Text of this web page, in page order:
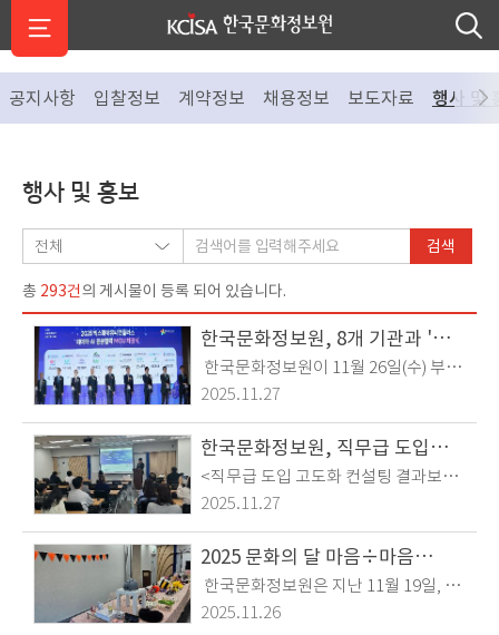
공지사항 입찰정보 계약정보 채용정보 보도자료 행사 및
행사 및 홍보
검색
총 293건의 게시물이 등록 되어 있습니다.
한국문화정보원, 8개 기관과 '빅스퀘어유니언플러스' 공식 출범
한국문화정보원이 11월 26일(수) 부산
아르피나에서 8개 공기관과 ‘데이터 플
고 ‘빅스퀘어유니언플러스(Big Square
Union Plus)’를 공식 출범하였습니다.
이번 업무협약을 통해 문정원은 문화데
이터의 생산부터 거래·유통·활용에 이
르는 빅데이터 생태계 활성화에 기여할
예정입니다.
2025.11.27
한국문화정보원, 직무급 도입 고도화 컨설팅 결과 공유회 개최
<직무급 도입 고도화 컨설팅 결과보고
> 한국문화정보원은 11월 24일(월) 직
컨설팅 최종보고회를 개최했습니다.문
정원은 지난해부터 직무급 도입을 위해
전문 컨설팅 기업의 자문을 받아왔으
며, 이번 최종보고회는 그간의 추진 경
2025.11.27
2025 문화의 달 마음÷마음∞문화 행사 진행
한국문화정보원은 지난 11월 19일, ‘2
025 문화의 달 마음÷마음∞문화 행
2025.11.26